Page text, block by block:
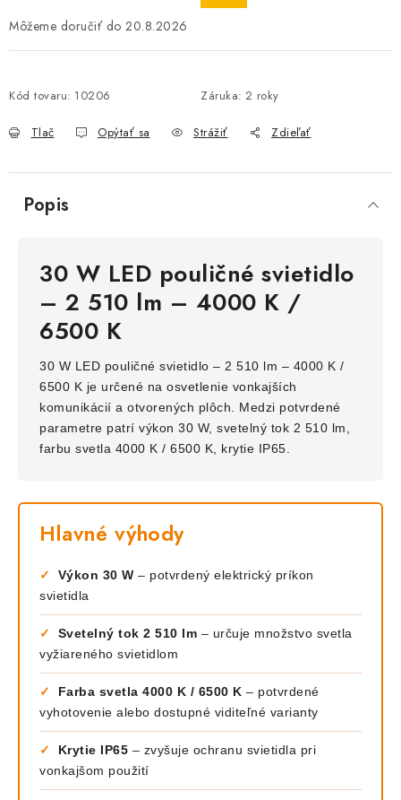
20.8.2026
Kód tovaru: 10206 Záruka: 2 roky
Tlač Opýtať sa Strážiť Zdieľať
Popis
30 W LED pouličné svietidlo
– 2 510 lm – 4000 K /
6500 K
30 W LED pouličné svietidlo – 2 510 lm – 4000 K /
6500 K je určené na osvetlenie vonkajších
komunikácií a otvorených plôch. Medzi potvrdené
parametre patrí výkon 30 W, svetelný tok 2 510 lm,
farbu svetla 4000 K / 6500 K, krytie IP65.
Hlavné výhody
✓ Výkon 30 W – potvrdený elektrický príkon
svietidla
✓ Svetelný tok 2 510 lm – určuje množstvo svetla
vyžiareného svietidlom
✓ Farba svetla 4000 K / 6500 K – potvrdené
vyhotovenie alebo dostupné viditeľné varianty
✓ Krytie IP65 – zvyšuje ochranu svietidla pri
vonkajšom použití